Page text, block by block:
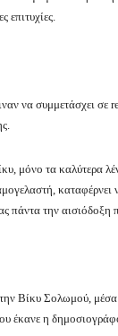
επιτυχίες.
να συμμετάσχει σε
μόνο τα καλύτερα
καταφέρνει
πάντα την αισιόδοξη
Βίκυ Σολωμού, μέσα
έκανε η